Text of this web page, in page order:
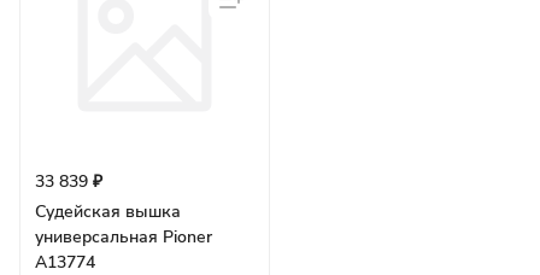
33 839 ₽
Судейская вышка
универсальная Pioner
A13774